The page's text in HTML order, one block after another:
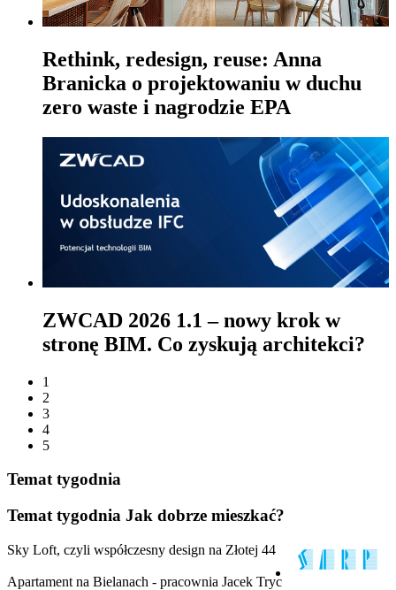
Rethink, redesign, reuse: Anna
Branicka o projektowaniu w duchu
zero waste i nagrodzie EPA
ZWCAD 2026 1.1 – nowy krok w
stronę BIM. Co zyskują architekci?
1
2
3
4
5
Temat tygodnia
Temat tygodnia Jak dobrze mieszkać?
Sky Loft, czyli współczesny design na Złotej 44
Apartament na Bielanach - pracownia Jacek Tryc